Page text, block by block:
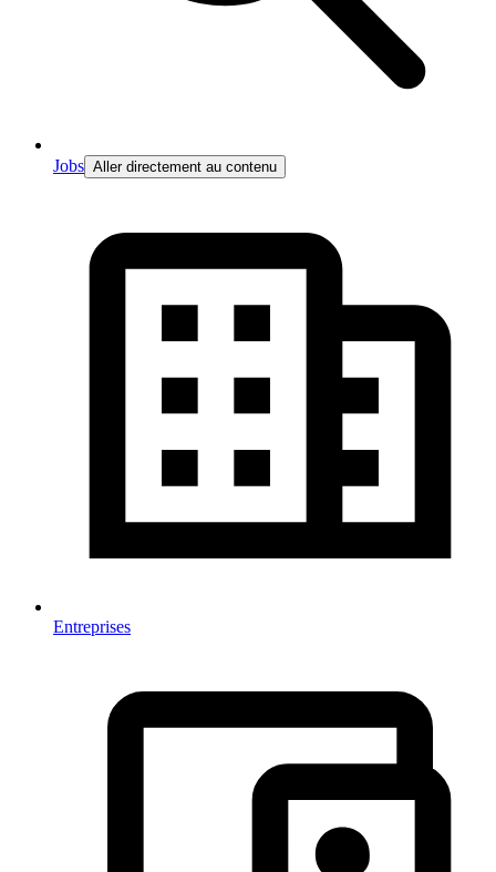
Jobs Aller directement au contenu
Entreprises